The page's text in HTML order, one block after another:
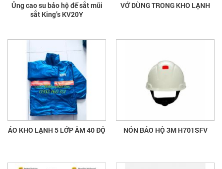
Ủng cao su bảo hộ đế sắt mũi
sắt King’s KV20Y
VỚ DÙNG TRONG KHO LẠNH
ÁO KHO LẠNH 5 LỚP ÂM 40 ĐỘ NÓN BẢO HỘ 3M H701SFV